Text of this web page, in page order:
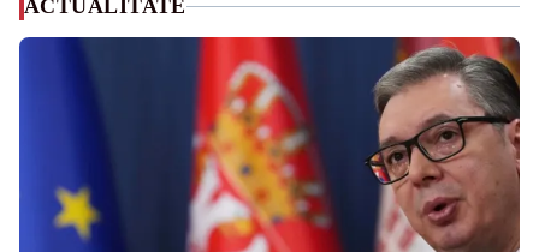
ACTUALITATE